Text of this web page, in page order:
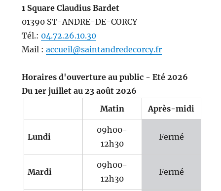
1 Square Claudius Bardet
01390 ST-ANDRE-DE-CORCY
Tél.: 04.72.26.10.30
Mail : accueil@saintandredecorcy.fr
Horaires d'ouverture au public - Eté 2026
Du 1er juillet au 23 août 2026
Matin
Après-midi
Lundi
09h00-
12h30
Fermé
Mardi
09h00-
12h30
Fermé